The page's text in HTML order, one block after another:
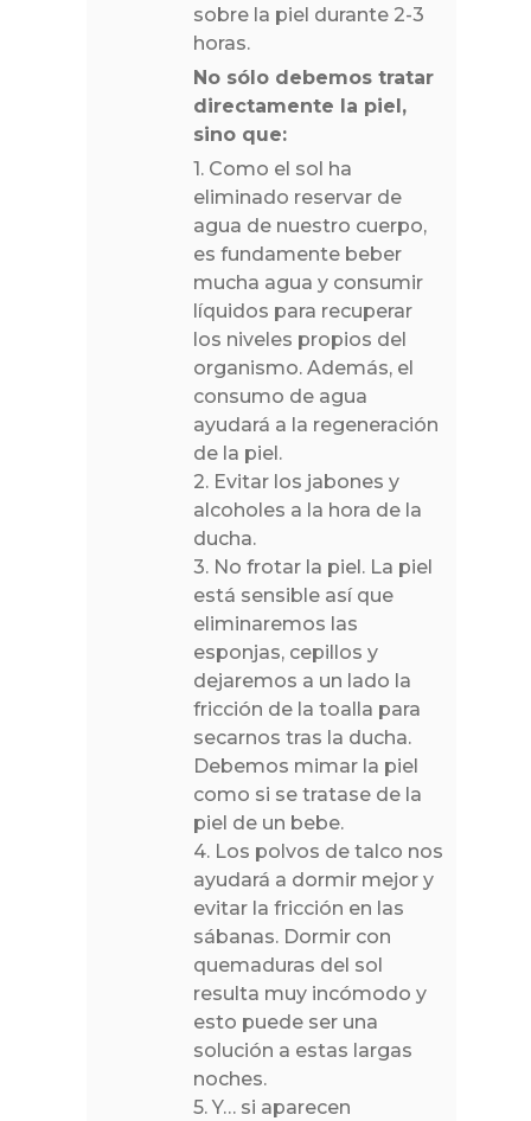
sobre la piel durante 2-3
horas.
No sólo debemos tratar
directamente la piel,
sino que:
1. Como el sol ha
eliminado reservar de
agua de nuestro cuerpo,
es fundamente beber
mucha agua y consumir
líquidos para recuperar
los niveles propios del
organismo. Además, el
consumo de agua
ayudará a la regeneración
de la piel.
2. Evitar los jabones y
alcoholes a la hora de la
ducha.
3. No frotar la piel. La piel
está sensible así que
eliminaremos las
esponjas, cepillos y
dejaremos a un lado la
fricción de la toalla para
secarnos tras la ducha.
Debemos mimar la piel
como si se tratase de la
piel de un bebe.
4. Los polvos de talco nos
ayudará a dormir mejor y
evitar la fricción en las
sábanas. Dormir con
quemaduras del sol
resulta muy incómodo y
esto puede ser una
solución a estas largas
noches.
5. Y… si aparecen